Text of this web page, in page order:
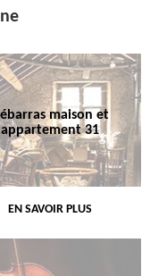
maison et
appartement 31
EN SAVOIR PLUS